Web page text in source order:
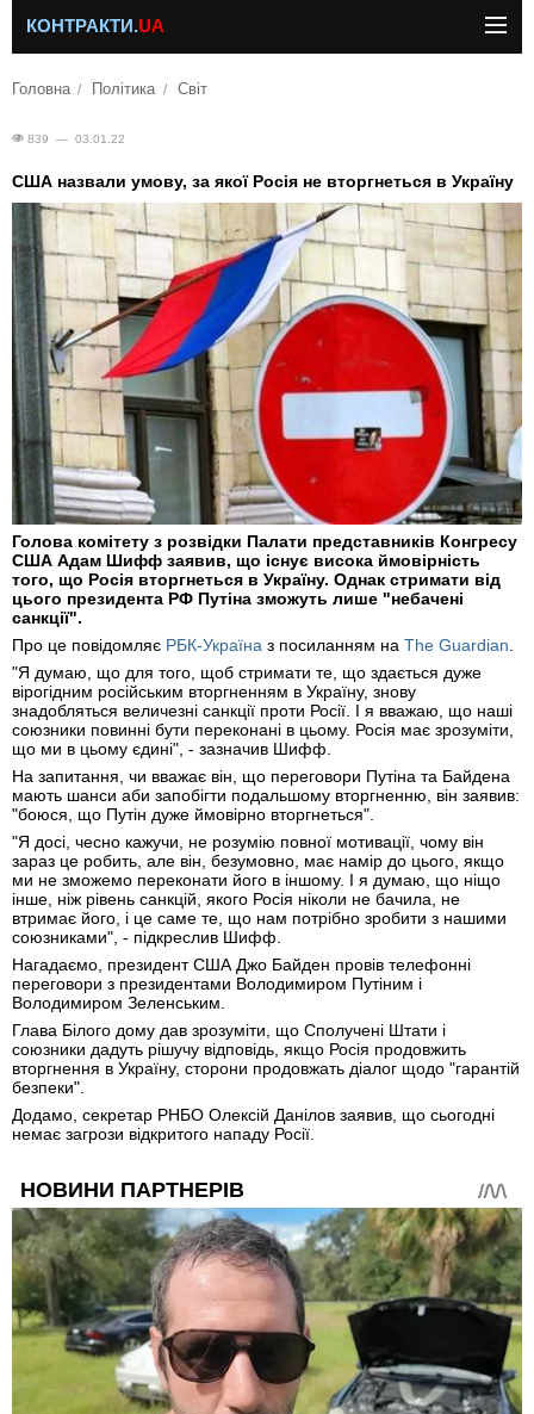
КОНТРАКТИ.UA
Головна Політика Світ
839 — 03.01.22
США назвали умову, за якої Росія не вторгнеться в Україну
Голова комітету з розвідки Палати представників Конгресу
США Адам Шифф заявив, що існує висока ймовірність
того, що Росія вторгнеться в Україну. Однак стримати від
цього президента РФ Путіна зможуть лише "небачені
санкції".
Про це повідомляє РБК-Україна з посиланням на The Guardian
"Я думаю, що для того, щоб стримати те, що здається дуже
вірогідним російським вторгненням в Україну, знову
знадобляться величезні санкції проти Росії. І я вважаю, що наші
союзники повинні бути переконані в цьому. Росія має зрозуміти,
що ми в цьому єдині", - зазначив Шифф.
На запитання, чи вважає він, що переговори Путіна та Байдена
мають шанси аби запобігти подальшому вторгненню, він заявив:
"боюся, що Путін дуже ймовірно вторгнеться".
"Я досі, чесно кажучи, не розумію повної мотивації, чому він
зараз це робить, але він, безумовно, має намір до цього, якщо
ми не зможемо переконати його в іншому. І я думаю, що ніщо
інше, ніж рівень санкцій, якого Росія ніколи не бачила, не
втримає його, і це саме те, що нам потрібно зробити з нашими
союзниками", - підкреслив Шифф.
Нагадаємо, президент США Джо Байден провів телефонні
переговори з президентами Володимиром Путіним і
Володимиром Зеленським.
Глава Білого дому дав зрозуміти, що Сполучені Штати і
союзники дадуть рішучу відповідь, якщо Росія продовжить
вторгнення в Україну, сторони продовжать діалог щодо "гарантій
безпеки".
Додамо, секретар РНБО Олексій Данілов заявив, що сьогодні
немає загрози відкритого нападу Росії.